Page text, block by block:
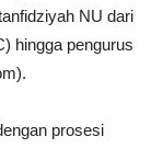
NU dari
hingga pengurus
prosesi